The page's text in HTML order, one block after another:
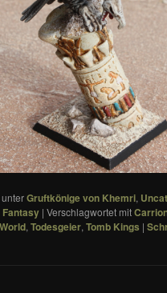
Gruftkönige von Khemri,
|Verschlagwortet mit
,Todesgeier,Tomb Kings |